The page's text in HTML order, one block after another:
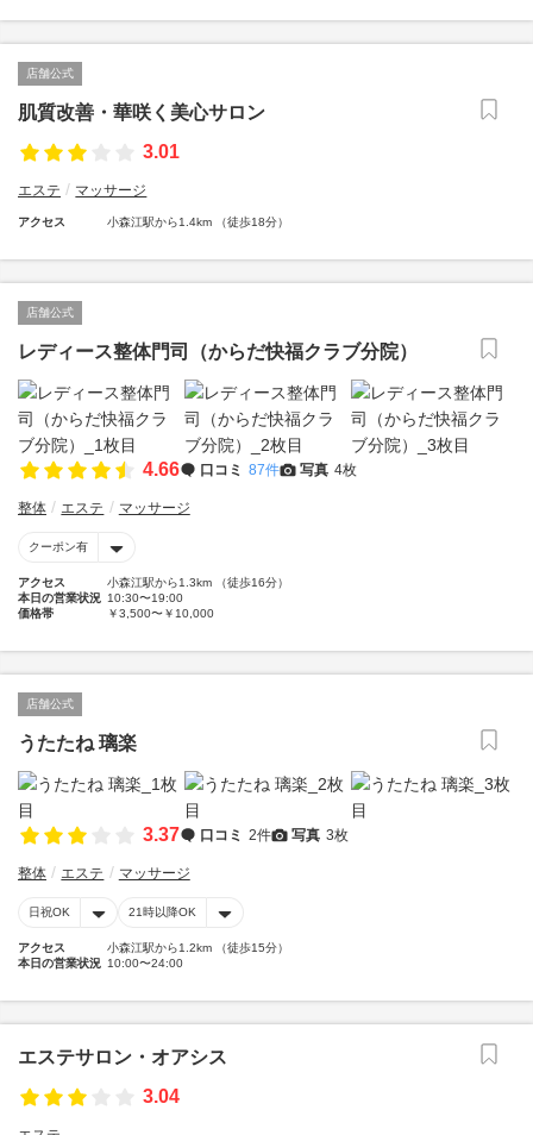
店舗公式
肌質改善・華咲く美心サロン
3.01
エステ マッサージ
アクセス 小森江駅から1.4km （徒歩18分）
店舗公式
レディース整体門司（からだ快福クラブ分院）
4.66 口コミ 87件 写真 4枚
整体 エステ マッサージ
クーポン有
アクセス
小森江駅から1.3km （徒歩16分）
本日の営業状況 10:30〜19:00
価格帯
￥3,500〜￥10,000
店舗公式
うたたね 璃楽
3.37 口コミ 2件 写真 3枚
整体 エステ マッサージ
日祝OK 21時以降OK
アクセス
小森江駅から1.2km （徒歩15分）
本日の営業状況 10:00〜24:00
エステサロン・オアシス
3.04